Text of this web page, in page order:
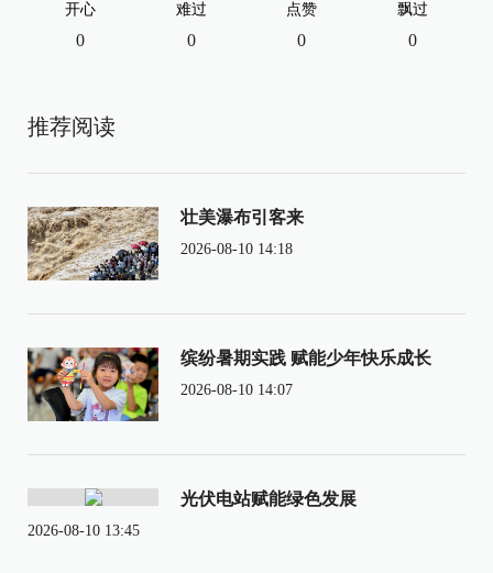
开心
0
难过
0
点赞
0
飘过
0
推荐阅读
壮美瀑布引客来
2026-08-10 14:18
缤纷暑期实践 赋能少年快乐成长
2026-08-10 14:07
光伏电站赋能绿色发展
2026-08-10 13:45